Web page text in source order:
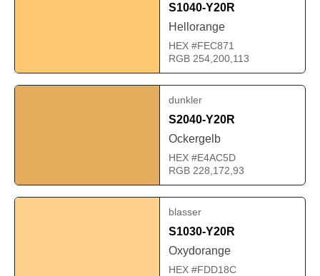
S1040-Y20R
Hellorange
HEX #FEC871
RGB 254,200,113
dunkler
S2040-Y20R
Ockergelb
HEX #E4AC5D
RGB 228,172,93
blasser
S1030-Y20R
Oxydorange
HEX #FDD18C